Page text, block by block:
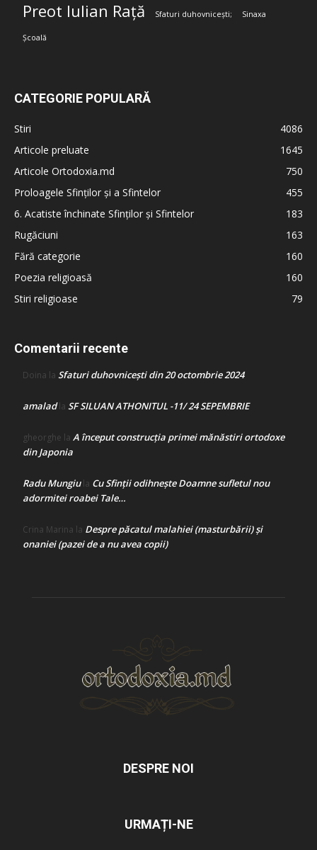
Preot Iulian Rață Sfaturi duhovnicești; Sinaxa
Școală
CATEGORIE POPULARĂ
Stiri
4086
Articole preluate
1645
Articole Ortodoxia.md
750
Proloagele Sfinților și a Sfintelor
455
6. Acatiste închinate Sfinților și Sfintelor
183
Rugăciuni
163
Fără categorie
160
Poezia religioasă
160
Stiri religioase
79
Comentarii recente
Doina la Sfaturi duhovnicești din 20 octombrie 2024
amaladla SF SILUAN ATHONITUL -11/ 24 SEPEMBRIE
gheorghe la A început construcţia primei mănăstiri ortodoxe
din Japonia
Radu Mungiula Cu Sfinții odihnește Doamne sufletul nou
adormitei roabei Tale…
Crina Marina la Despre păcatul malahiei (masturbării) şi
onaniei (pazei de a nu avea copii)
DESPRE NOI
URMAȚI-NE